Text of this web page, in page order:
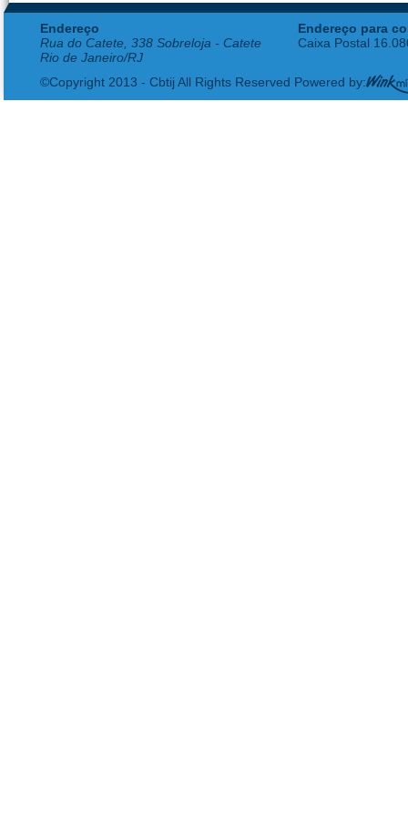
Endereço
Rua do Catete, 338 Sobreloja - Catete
Rio de Janeiro/RJ
Endereço para
Caixa Postal
©Copyright 2013 - Cbtij All Rights Reserved Powered by: